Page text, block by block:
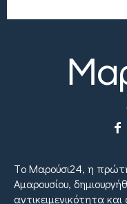
Tο Μαρούσι24, η πρώτη
Αμαρουσίου,
αντικειμενικότητα